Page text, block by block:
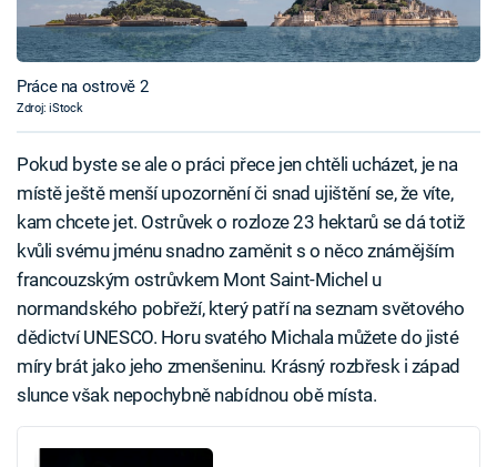
Práce na ostrově 2
Zdroj: iStock
Pokud byste se ale o práci přece jen chtěli ucházet, je na
místě ještě menší upozornění či snad ujištění se, že víte,
kam chcete jet. Ostrůvek o rozloze 23 hektarů se dá totiž
kvůli svému jménu snadno zaměnit s o něco známějším
francouzským ostrůvkem Mont Saint-Michel u
normandského pobřeží, který patří na seznam světového
dědictví UNESCO. Horu svatého Michala můžete do jisté
míry brát jako jeho zmenšeninu. Krásný rozbřesk i západ
slunce však nepochybně nabídnou obě místa.